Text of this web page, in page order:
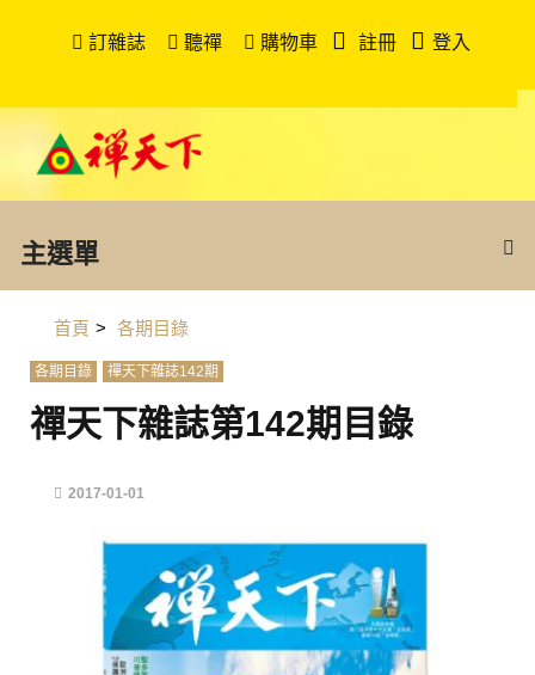
訂雜誌 聽禪 購物車 註冊 登入
主選單
首頁 > 各期目錄
各期目錄 禪天下雜誌142期
禪天下雜誌第142期目錄
2017-01-01